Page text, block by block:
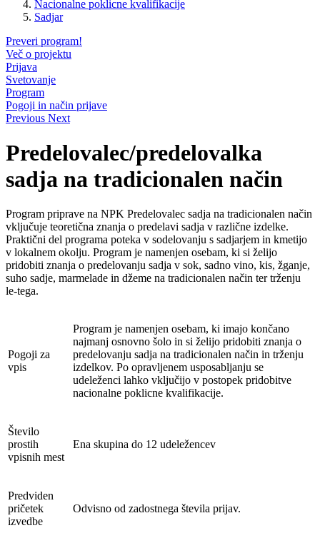
Nacionalne poklicne kvalifikacije
Sadjar
Preveri program!
Več o projektu
Prijava
Svetovanje
Program
Pogoji in način prijave
Previous Next
Predelovalec/predelovalka
sadja na tradicionalen način
Program priprave na NPK Predelovalec sadja na tradicionalen način
vključuje teoretična znanja o predelavi sadja v različne izdelke.
Praktični del programa poteka v sodelovanju s sadjarjem in kmetijo
v lokalnem okolju. Program je namenjen osebam, ki si želijo
pridobiti znanja o predelovanju sadja v sok, sadno vino, kis, žganje,
suho sadje, marmelade in džeme na tradicionalen način ter trženju
le-tega.
Pogoji za
vpis
Program je namenjen osebam, ki imajo končano
najmanj osnovno šolo in si želijo pridobiti znanja o
predelovanju sadja na tradicionalen način in trženju
izdelkov. Po opravljenem usposabljanju se
udeleženci lahko vključijo v postopek pridobitve
nacionalne poklicne kvalifikacije.
Število
prostih
vpisnih mest
Ena skupina do 12 udeležencev
Predviden
pričetek
izvedbe
Odvisno od zadostnega števila prijav.